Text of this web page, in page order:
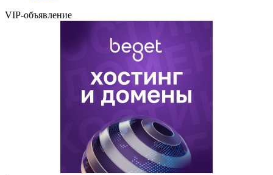
VIP-объявление